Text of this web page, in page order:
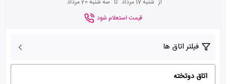
از شنبه 17 مرداد تا سه شنبه 20 مرداد
قیمت استعلام شود
فیلتر اتاق ها
اتاق دوتخته